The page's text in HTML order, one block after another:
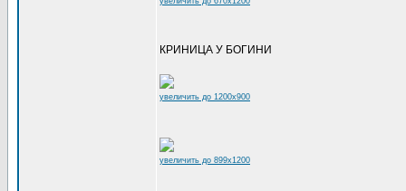
КРИНИЦА У БОГИНИ
увеличить до 1200x900
увеличить до 899x1200